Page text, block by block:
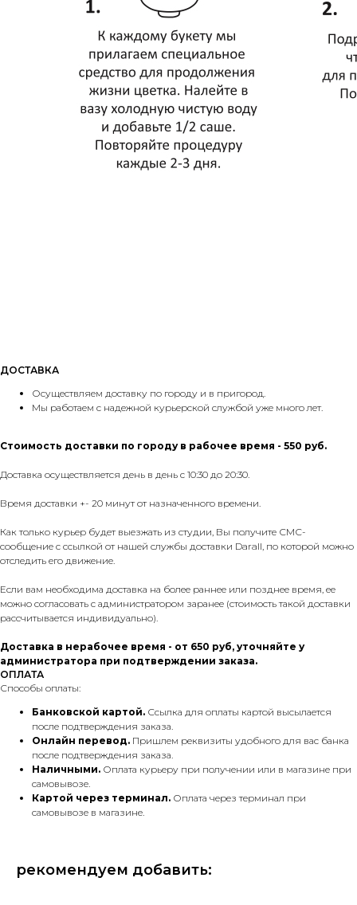
ДОСТАВКА
Осуществляем доставку по городу и в пригород.
Мы работаем с надежной курьерской службой уже много лет.
Стоимость доставки по городу в рабочее время - 550 руб.
Доставка осуществляется день в день с 10:30 до 20:30.
Время доставки +- 20 минут от назначенного времени.
Как только курьер будет выезжать из студии, Вы получите СМС-
сообщение с ссылкой от нашей службы доставки Darall, по которой можно
отследить его движение.
Если вам необходима доставка на более раннее или позднее время, ее
можно согласовать с администратором заранее (стоимость такой доставки
рассчитывается индивидуально).
Доставка в нерабочее время - от 650 руб, уточняйте у
администратора при подтверждении заказа.
ОПЛАТА
Способы оплаты:
Банковской картой. Ссылка для оплаты картой высылается
после подтверждения заказа.
Онлайн перевод. Пришлем реквизиты удобного для вас банка
после подтверждения заказа.
Наличными. Оплата курьеру при получении или в магазине при
самовывозе.
Картой через терминал. Оплата через терминал при
самовывозе в магазине.
рекомендуем добавить: